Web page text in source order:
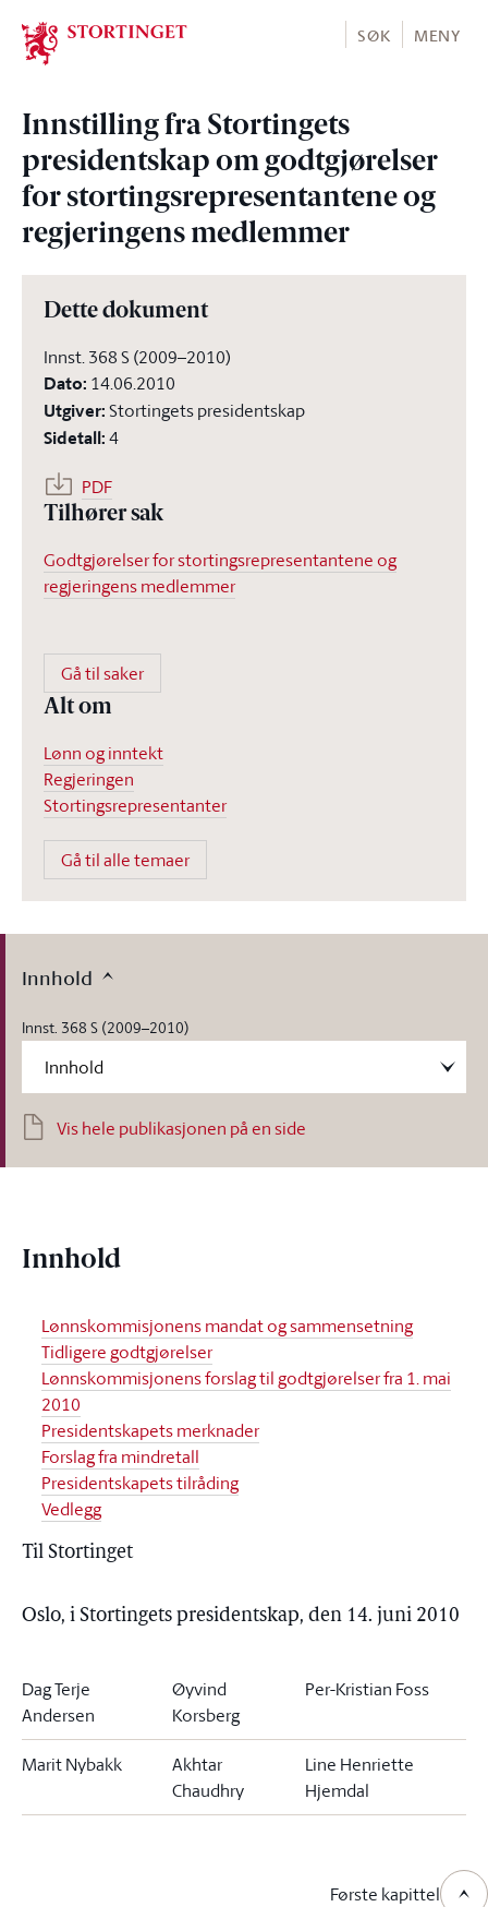
Stortinget.no
SØK MENY
Innstilling fra Stortingets
presidentskap om godtgjørelser
for stortingsrepresentantene og
regjeringens medlemmer
Dette dokument
Innst. 368 S (2009–2010)
Dato: 14.06.2010
Utgiver:Stortingets presidentskap
Sidetall:4
PDF
Tilhører sak
Godtgjørelser for stortingsrepresentantene og
regjeringens medlemmer
Gå til saker
Alt om
Lønn og inntekt
Regjeringen
Stortingsrepresentanter
Gå til alle temaer
Innhold
Innst. 368 S (2009–2010)
Vis hele publikasjonen på en side
Innhold
Lønnskommisjonens mandat og sammensetning
Tidligere godtgjørelser
Lønnskommisjonens forslag til godtgjørelser fra 1. mai
2010
Presidentskapets merknader
Forslag fra mindretall
Presidentskapets tilråding
Vedlegg
Til Stortinget
Oslo, i Stortingets presidentskap, den 14. juni 2010
Dag Terje
Andersen
Øyvind
Korsberg
Per-Kristian Foss
Marit Nybakk
Akhtar
Chaudhry
Line Henriette
Hjemdal
Første kapittel